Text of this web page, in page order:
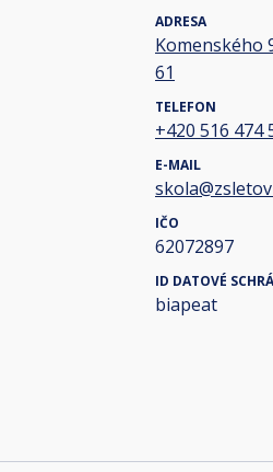
ADRESA
Komenského
61
TELEFON
+420 516 474
E-MAIL
IČO
62072897
ID DATOVÉ
biapeat